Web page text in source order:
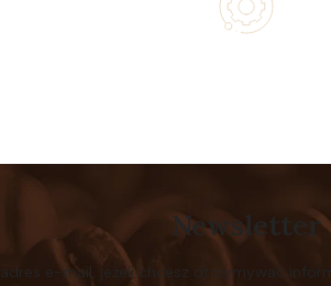
Newsletter
e-mail, jeżeli chcesz otrzymywać